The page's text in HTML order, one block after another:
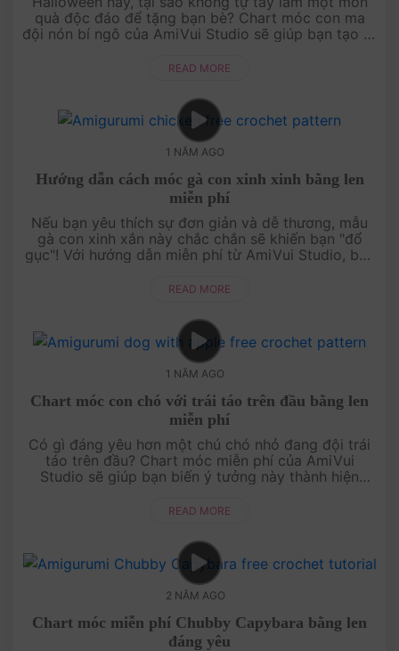
quà độc đáo để tặng bạn bè? Chart móc con ma
đội nón bí ngô của AmiVui Studio sẽ giúp bạn tạo ra
hướng dẫn chi tiết và miễn ....
READ MORE
1 NĂM AGO
Hướng dẫn cách móc gà con xinh xinh bằng len
miễn phí
Nếu bạn yêu thích sự đơn giản và dễ thương, mẫu
gà con xinh xắn này chắc chắn sẽ khiến bạn "đổ
gục"! Với hướng dẫn miễn phí từ AmiVui Studio, bạn
mang lại niềm vui cho chín....
READ MORE
1 NĂM AGO
Chart móc con chó với trái táo trên đầu bằng len
miễn phí
Có gì đáng yêu hơn một chú chó nhỏ đang đội trái
táo trên đầu? Chart móc miễn phí của AmiVui
Studio sẽ giúp bạn biến ý tưởng này thành hiện
vui móc len, vừa là món quà tin....
READ MORE
2 NĂM AGO
Chart móc miễn phí Chubby Capybara bằng len
đáng yêu